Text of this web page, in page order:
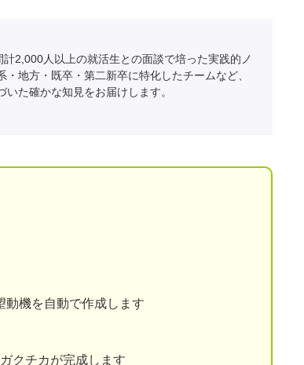
2,000人以上の就活生との面談で培った実践的ノ
地方・既卒・第二新卒に特化したチームなど、
いた確かな知見をお届けします。
動機を自動で作成します
クチカが完成します